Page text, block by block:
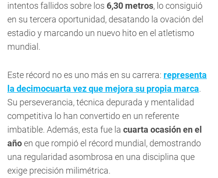
intentos fallidos sobre los 6,30 metros, lo consiguió
en su tercera oportunidad, desatando la ovación del
estadio y marcando un nuevo hito en el atletismo
mundial.
Este récord no es uno más en su carrera: representa
la decimocuarta vez que mejora su propia marca.
Su perseverancia, técnica depurada y mentalidad
competitiva lo han convertido en un referente
imbatible. Además, esta fue la cuarta ocasión en el
añoen que rompió el récord mundial, demostrando
una regularidad asombrosa en una disciplina que
exige precisión milimétrica.